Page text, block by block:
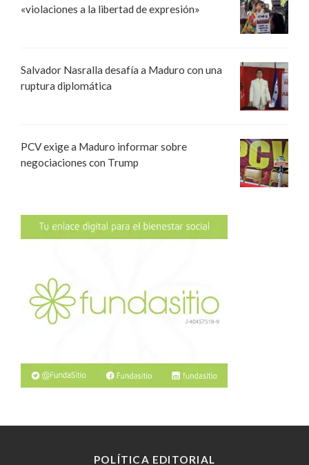
«violaciones a la libertad de expresión»
Salvador Nasralla desafía a Maduro con una
ruptura diplomática
PCV exige a Maduro informar sobre
negociaciones con Trump
POLÍTICA EDITORIAL